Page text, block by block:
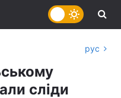
рус
сліди